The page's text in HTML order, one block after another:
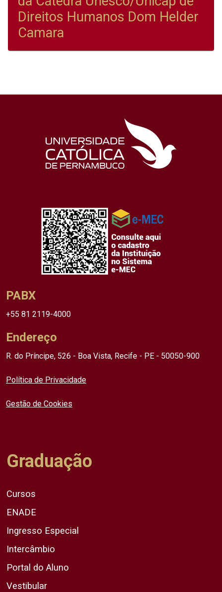
Direitos Humanos Dom Helder
Camara
PABX
+55 81 2119-4000
Endereço
R. do Príncipe, 526 - Boa Vista, Recife - PE - 50050-900
Política de Privacidade
Gestão de Cookies
Graduação
Cursos
ENADE
Ingresso Especial
Intercâmbio
Portal do Aluno
Vestibular